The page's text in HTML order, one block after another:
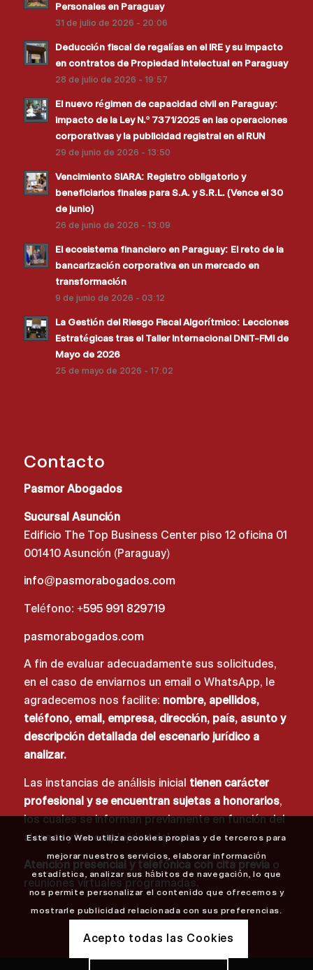
Personales en Paraguay
31 de julio de 2026 - 20:06
Deducción fiscal de regalías en el IRE y su impacto
en contratos de Propiedad Intelectual en Paraguay
28 de julio de 2026 - 19:57
El nuevo régimen de capacidad civil en Paraguay:
impacto de la Ley N.º 7371/2025 en las operaciones
corporativas y la publicidad registral en el RUN
29 de junio de 2026 - 13:50
Vencimiento SIARA: Registro obligatorio y
beneficiarios finales para S.A. y S.R.L. (Vence el 30
de junio)
26 de junio de 2026 - 13:09
El ecosistema financiero en Paraguay: El reto de la
bancarización corporativa en un mercado en
transformación
9 de junio de 2026 - 03:12
La Gestión del Riesgo Fiscal Algorítmico: Lecciones
Estratégicas tras el Taller Internacional DNIT-FMI de
Mayo de 2026
25 de mayo de 2026 - 17:02
Contacto
Pasmor Abogados
Sucursal Asunción
Edificio The Top Business Center piso 12 oficina 01
001410 Asunción (Paraguay)
info@pasmorabogados.com
Teléfono: +595 991 829719
pasmorabogados.com
A fin de evaluar adecuadamente sus solicitudes,
en el caso de enviarnos un email o WhatsApp, le
agradecemos nos facilite: nombre, apellidos,
teléfono, email, empresa, dirección, país, asunto y
descripción detallada del escenario jurídico a
analizar.
Las instancias de análisis inicial tienen carácter
profesional y se encuentran sujetas a honorarios,
los cuales se informan previamente en función del
alcance y la complejidad del caso.
Atención presencial y telefónica con cita previa o
reuniones virtuales programadas.
Este sitio Web utiliza cookies propias y de terceros para
mejorar nuestros servicios, elaborar información
estadística, analizar sus hábitos de navegación, lo que
nos permite personalizar el contenido que ofrecemos y
mostrarle publicidad relacionada con sus preferencias.
Acepto todas las Cookies